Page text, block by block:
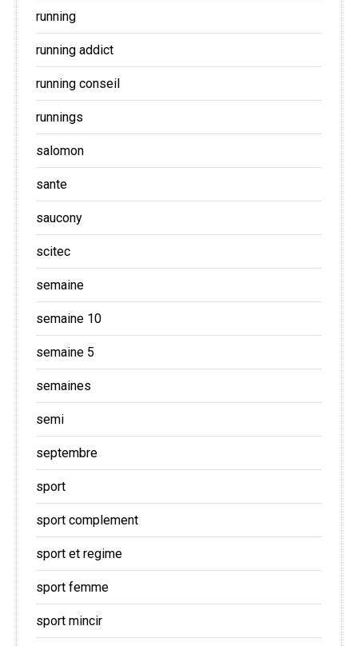
running
running addict
running conseil
runnings
salomon
sante
saucony
scitec
semaine
semaine 10
semaine 5
semaines
semi
septembre
sport
sport complement
sport et regime
sport femme
sport mincir